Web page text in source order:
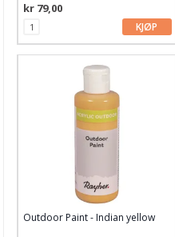
kr 79,00
KJØP
Outdoor Paint - Indian yellow